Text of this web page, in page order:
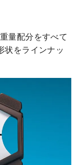
量配分をすべて
状をラインナッ